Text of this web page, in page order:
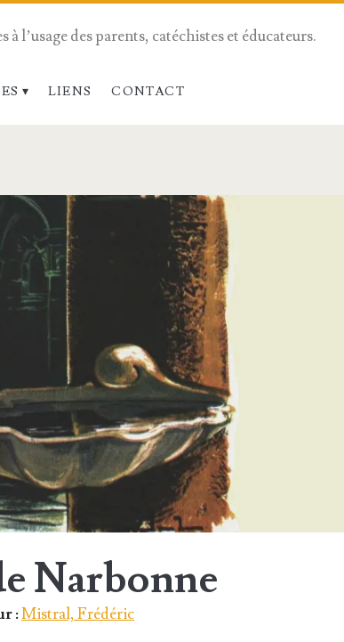
à l’usage des parents, catéchistes et éducateurs.
LIENS CONTACT
Narbonne
:Mistral, Frédéric